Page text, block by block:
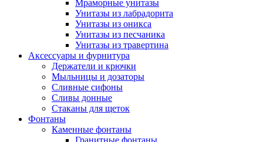
Мраморные унитазы
Унитазы из лабрадорита
Унитазы из оникса
Унитазы из песчаника
Унитазы из травертина
Аксессуары и фурнитура
Держатели и крючки
Мыльницы и дозаторы
Сливные сифоны
Сливы донные
Стаканы для щеток
Фонтаны
Каменные фонтаны
Гранитные фонтаны